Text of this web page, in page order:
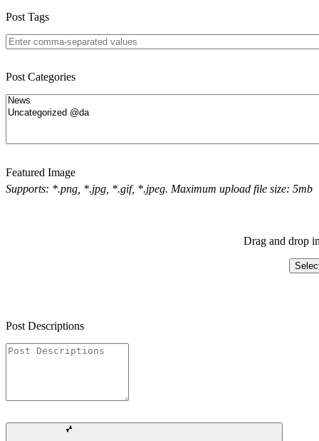
Post Tags
Post Categories
Featured Image
Supports: *.png, *.jpg, *.gif, *.jpeg. Maximum upload file size: 5mb
Drag and drop
Post Descriptions